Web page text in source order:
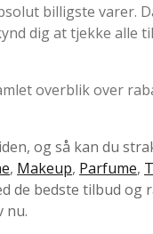
billigste varer.
dig at tjekke alle
overblik over
og så kan du
, Makeup, Parfume,
de bedste tilbud
nu.